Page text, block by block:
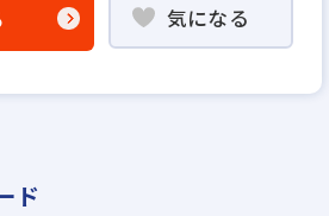
る書類選考
のご受検
気になる
ド